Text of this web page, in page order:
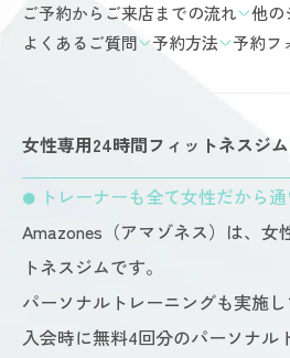
ご予約からご来店までの流れ
他の
よくあるご質問
予約方法 予約フ
女性専用24時間フィットネスジム
● トレーナーも全て女性だから通
Amazones（アマゾネス）は、女
トネスジムです。
パーソナルトレーニングも実施
入会時に無料4回分のパーソナル